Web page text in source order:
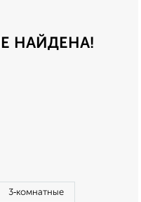
НАЙДЕНА!
3‑комнатные